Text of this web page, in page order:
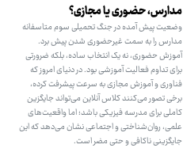
مدارس، حضوری یا مجازی؟
وضعیت پیش آمده در جنگ تحمیلی سوم متاسفانه
مدارس را به سمت غیرحضوری شدن پیش برد.
آموزش حضوری، نه یک انتخاب ساده، بلکه ضرورتی
برای تداوم فعالیت آموزشی بود. در دنیای امروز که
فناوری و آموزش مجازی به سرعت پیشرفت کرده،
برخی تصور می‌کنند کلاس آنلاین می‌تواند جایگزین
کاملی برای مدرسه فیزیکی باشد؛ اما واقعیت‌های
علمی، روان‌شناختی و اجتماعی نشان می‌دهد که این
جایگزینی ناکافی و حتی مضر است.